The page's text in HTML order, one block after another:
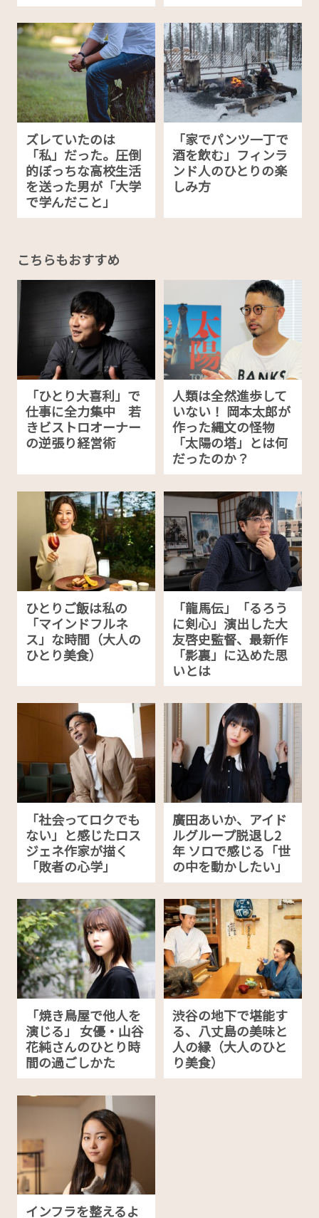
ズレていたのは
「私」だった。圧倒
的ぼっちな高校生活
を送った男が「大学
で学んだこと」
「家でパンツ一丁で
酒を飲む」フィンラ
ンド人のひとりの楽
しみ方
こちらもおすすめ
「ひとり大喜利」で
仕事に全力集中 若
きビストロオーナー
の逆張り経営術
人類は全然進歩して
いない！ 岡本太郎が
作った縄文の怪物
「太陽の塔」とは何
だったのか？
ひとりご飯は私の
「マインドフルネ
ス」な時間（大人の
ひとり美食）
「龍馬伝」「るろう
に剣心」演出した大
友啓史監督、最新作
「影裏」に込めた思
いとは
「社会ってロクでも
ない」と感じたロス
ジェネ作家が描く
「敗者の心学」
廣田あいか、アイド
ルグループ脱退し2
年 ソロで感じる「世
の中を動かしたい」
「焼き鳥屋で他人を
演じる」 女優・山谷
花純さんのひとり時
間の過ごしかた
渋谷の地下で堪能す
る、八丈島の美味と
人の縁（大人のひと
り美食）
インフラを整えるよ